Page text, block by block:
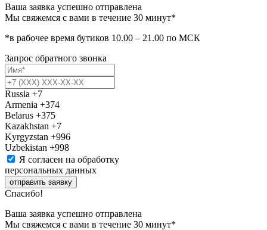
Ваша заявка успешно отправлена
Мы свяжемся с вами в течение 30 минут*
*в рабочее время бутиков 10.00 – 21.00 по МСК
Запрос обратного звонка
Russia +7
Armenia +374
Belarus +375
Kazakhstan +7
Kyrgyzstan +996
Uzbekistan +998
Я согласен на обработку
персональных данных
отправить заявку
Спасибо!
Ваша заявка успешно отправлена
Мы свяжемся с вами в течение 30 минут*